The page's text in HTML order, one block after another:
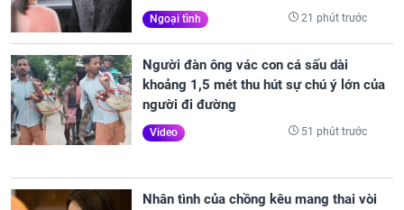
Ngoại tình 21 phút trước
Người đàn ông vác con cá sấu dài
khoảng 1,5 mét thu hút sự chú ý lớn của
người đi đường
Video 51 phút trước
Nhân tình của chồng kêu mang thai vòi